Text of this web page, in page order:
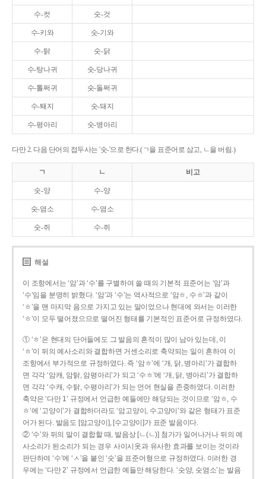
수-컷 숫-것
수-키와 숫-기와
수-탉 숫-닭
수-탕나귀 숫-당나귀
수-톨쩌귀 숫-돌쩌귀
수-퇘지 숫-돼지
수-평아리 숫-병아리
다만 2. 다음 단어의 접두사는 '숫-'으로 한다.(ㄱ을 표준어로 삼고, ㄴ을 버림.)
ㄱ ㄴ 비고
숫-양 수-양
숫-염소 수-염소
숫-쥐 수-쥐
해설
이 조항에서는 ‘암’과 ‘수’를 구별하여 쓸 때의 기본적 표준어는 ‘암’과
‘수’임을 분명히 밝혔다. ‘암’과 ‘수’는 역사적으로 ‘암ㅎ, 수ㅎ’과 같이
‘ㅎ’을 맨 마지막 음으로 가지고 있는 말이었으나 현대에 와서는 이러한
‘ㅎ’이 모두 떨어졌으므로 떨어진 형태를 기본적인 표준어로 규정하였다.
① ‘ㅎ’은 현대의 단어들에도 그 발음의 흔적이 많이 남아 있는데, 이
‘ㅎ’이 뒤의 예사소리와 결합하면 거센소리로 축약되는 일이 흔하여 이
조항에서 부가적으로 규정하였다. 즉 ‘암ㅎ’에 ‘개, 닭, 병아리’가 결합하
면 각각 ‘암캐, 암탉, 암평아리’가 되고 ‘수ㅎ’에 ‘개, 닭, 병아리’가 결합하
면 각각 ‘수캐, 수탉, 수평아리’가 되는 언어 현실을 존중하였다. 이러한
축약은 ‘다만 1’ 규정에서 언급한 예들에만 해당되는 것이므로 ‘암ㅎ, 수
ㅎ’에 ‘고양이’가 결합하더라도 ‘암고양이, 수고양이’와 같은 형태가 표준
어가 된다. 발음도 [암고양이], [수고양이]가 표준 발음이다.
② ‘수’와 뒤의 말이 결합할 때, 발음상 [ㄴ(ㄴ)] 첨가가 일어나거나 뒤의 예
사소리가 된소리가 되는 경우 사이시옷과 유사한 효과를 보이는 것이라
판단하여 ‘수’에 ‘ㅅ’을 붙인 ‘숫’을 표준어형으로 규정하였다. 이러한 경
우에는 ‘다만 2’ 규정에서 언급한 예들만 해당한다. ‘숫양, 숫염소’는 발음